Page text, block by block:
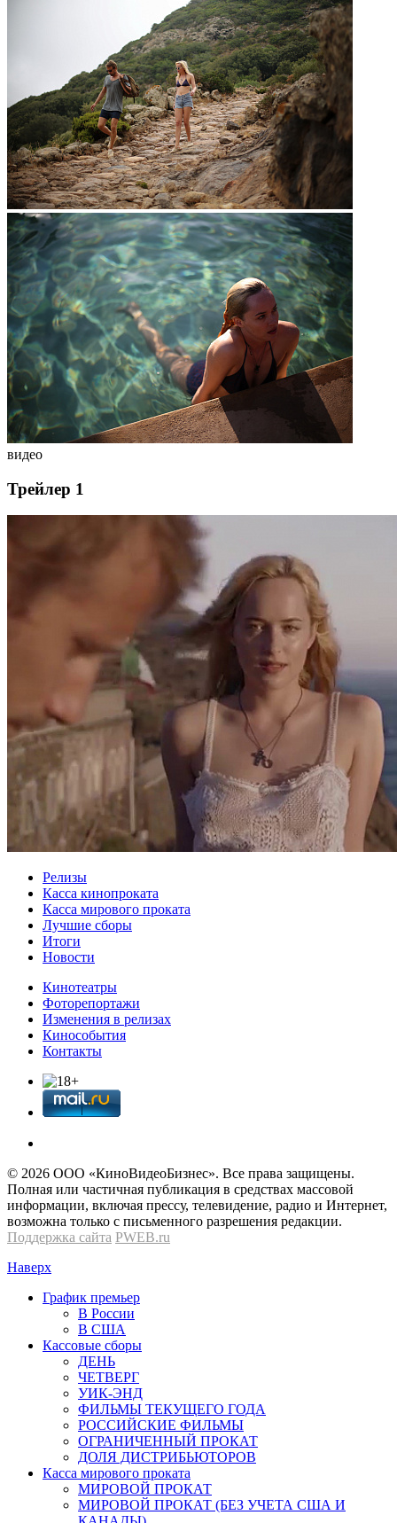
видео
Трейлер 1
Релизы
Касса кинопроката
Касса мирового проката
Лучшие сборы
Итоги
Новости
Кинотеатры
Фоторепортажи
Изменения в релизах
Кинособытия
Контакты
© 2026 OOО «КиноВидеоБизнес». Все права защищены.
Полная или частичная публикация в средствах массовой
информации, включая прессу, телевидение, радио и Интернет,
возможна только с письменного разрешения редакции.
Поддержка сайта PWEB.ru
Наверх
График премьер
В России
В США
Кассовые сборы
ДЕНЬ
ЧЕТВЕРГ
УИК-ЭНД
ФИЛЬМЫ ТЕКУЩЕГО ГОДА
РОССИЙСКИЕ ФИЛЬМЫ
ОГРАНИЧЕННЫЙ ПРОКАТ
ДОЛЯ ДИСТРИБЬЮТОРОВ
Касса мирового проката
МИРОВОЙ ПРОКАТ
МИРОВОЙ ПРОКАТ (БЕЗ УЧЕТА США И